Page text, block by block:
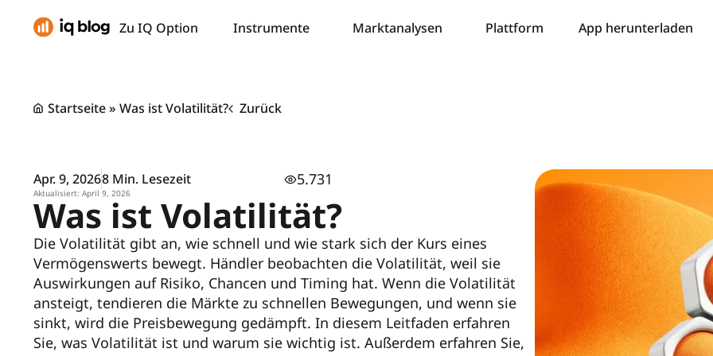
Zu IQ Option Instrumente Marktanalysen Plattform App herunterladen
Startseite» Was ist Volatilität? Zurück
Apr. 9, 20268 Min. Lesezeit
Aktualisiert: April 9, 2026
5.731
Was ist Volatilität?
Die Volatilität gibt an, wie schnell und wie stark sich der Kurs eines
Vermögenswerts bewegt. Händler beobachten die Volatilität, weil sie
Auswirkungen auf Risiko, Chancen und Timing hat. Wenn die Volatilität
ansteigt, tendieren die Märkte zu schnellen Bewegungen, und wenn sie
sinkt, wird die Preisbewegung gedämpft. In diesem Leitfaden erfahren
Sie, was Volatilität ist und warum sie wichtig ist. Außerdem erfahren Sie,